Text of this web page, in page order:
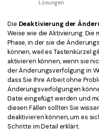
PDF OCR
PDF-Daten
PDF freigeben
eSign PDFs
Branchen
Bildung
IT-Dienstleistung
Kontakt zum Support
Was ist NEU
Benutzerhandbuch
PDFelement für Windows
PDFelement für Mac
PDFelement für iOS
PDFelement für Android
Lösungen
Die Deaktivierung der
Weise wie die Aktivierung.
Phase, in der sie die
können, weil es Tastenkürzel
aktivieren können, wenn sie
der Änderungsverfolgung in
dass Sie Ihre Arbeit ohne
Änderungsverfolgungen
Datei eingefügt werden und
diesen Fällen sollten Sie
deaktivieren können, um es
Schritte im Detail erklärt.